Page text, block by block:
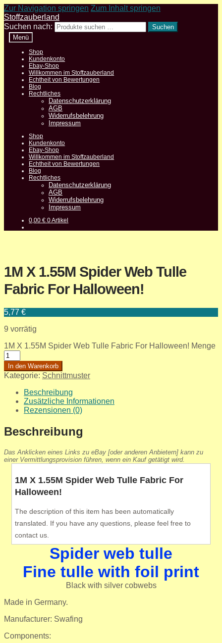
Zur Navigation springen Zum Inhalt springen
Stoffzauberland
Suchen nach:
Suchen
Menü
Shop
Kundenkonto
Ebay-Shop
Willkommen im Stoffzauberland
Echtheit von Bewertungen
Blog
Rechtliches
Datenschutzerklärung
AGB
Widerrufsbelehrung
Impressum
Shop
Kundenkonto
Ebay-Shop
Willkommen im Stoffzauberland
Echtheit von Bewertungen
Blog
Rechtliches
Datenschutzerklärung
AGB
Widerrufsbelehrung
Impressum
0,00€ 0 Artikel
1M X 1.55M Spider Web Tulle
Fabric For Halloween!
5,77 €
9 vorrätig
1M X 1.55M Spider Web Tulle Fabric For Halloween! Menge
In den Warenkorb
Kategorie: Schnittmuster
Beschreibung
Zusätzliche Informationen
Rezensionen (0)
Beschreibung
Das Anklicken eines Links zu eBay [oder anderen Anbietern] kann zu
einer Vermittlungsprovision führen, wenn ein Kauf getätigt wird.
1M X 1.55M Spider Web Tulle Fabric For
Halloween!
The description of this item has been automatically
translated. If you have any questions, please feel free to
contact us.
Spider web tulle
Fine tulle with foil print
Black with silver cobwebs
Made in Germany.
Manufacturer: Swafing
Components: